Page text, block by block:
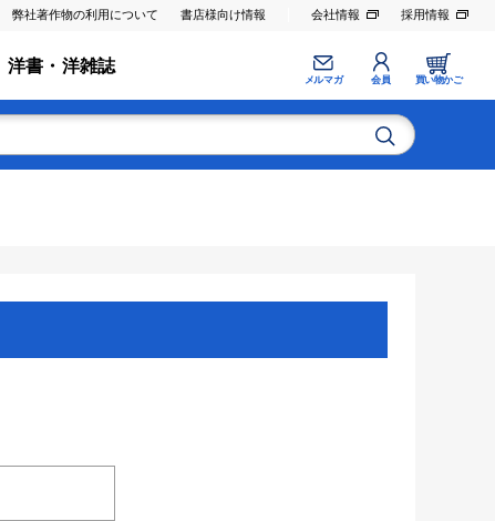
弊社著作物の利用について 書店様向け情報 会社情報 採用情報
洋書・洋雑誌
メルマガ 会員 買い物かご